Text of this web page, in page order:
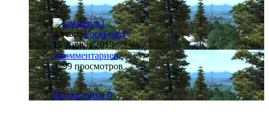
Автор:LockFronT
15 апреля 2019
5 комментариев
3299 просмотров
Подписчики 0